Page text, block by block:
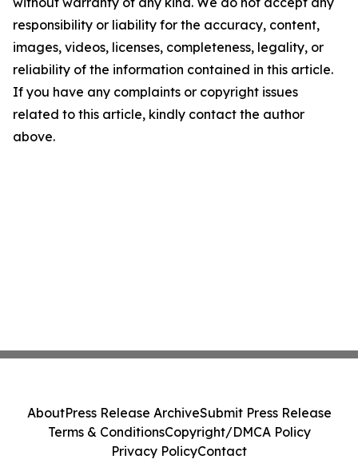
responsibility or liability for the accuracy, content,
images, videos, licenses, completeness, legality, or
reliability of the information contained in this article.
If you have any complaints or copyright issues
related to this article, kindly contact the author
above.
AboutPress Release ArchiveSubmit Press Release
Terms & ConditionsCopyright/DMCA Policy
Privacy PolicyContact